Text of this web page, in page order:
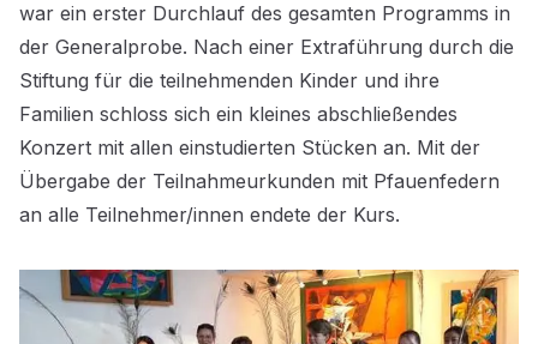
war ein erster Durchlauf des gesamten Programms in
der Generalprobe. Nach einer Extraführung durch die
Stiftung für die teilnehmenden Kinder und ihre
Familien schloss sich ein kleines abschließendes
Konzert mit allen einstudierten Stücken an. Mit der
Übergabe der Teilnahmeurkunden mit Pfauenfedern
an alle Teilnehmer/innen endete der Kurs.